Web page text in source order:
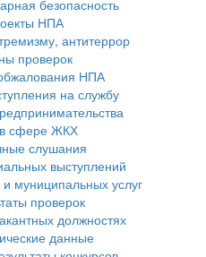
безопасность
НПА
антитеррор
проверок
НПА
на службу
сфере ЖКХ
слушания
выступлений
муниципальных услуг
проверок
должностях
данные